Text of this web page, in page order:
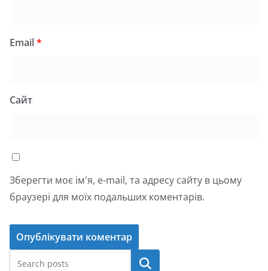
Email*
Сайт
Зберегти моє ім'я, e-mail, та адресу сайту в цьому
браузері для моїх подальших коментарів.
Пошук